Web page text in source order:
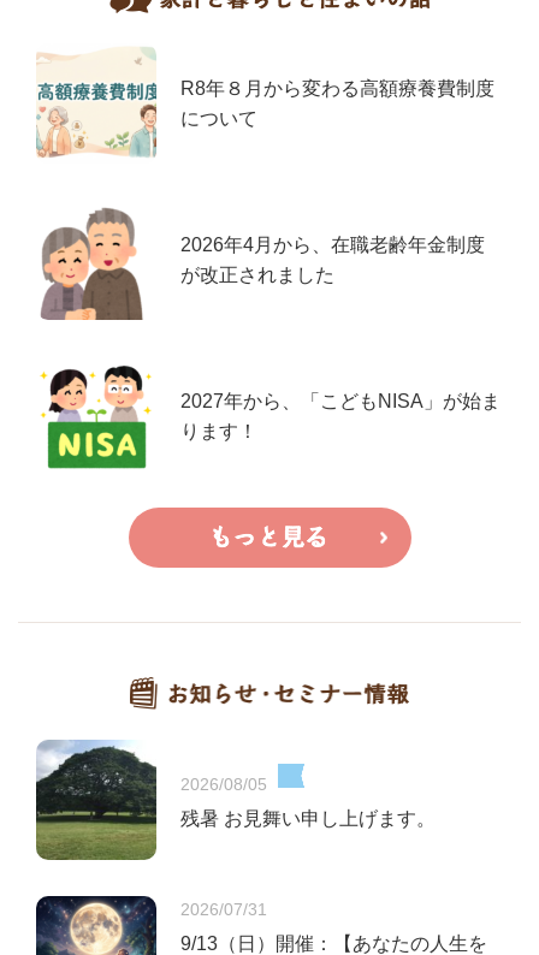
R8年８月から変わる高額療養費制度
について
2026年4月から、在職老齢年金制度
が改正されました
2027年から、「こどもNISA」が始ま
ります！
2026/08/05
残暑 お見舞い申し上げます。
2026/07/31
9/13（日）開催：【あなたの人生を